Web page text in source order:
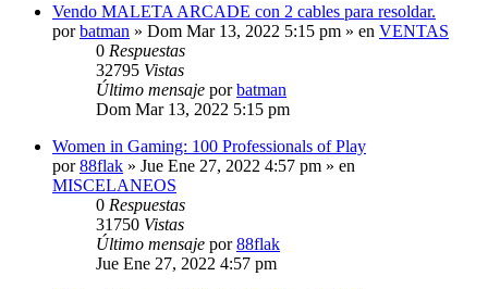
Vendo MALETA ARCADE con 2 cables para resoldar.
porbatman » Dom Mar 13, 2022 5:15 pm » en VENTAS
0 Respuestas
32795 Vistas
Último mensaje porbatman
Dom Mar 13, 2022 5:15 pm
Women in Gaming: 100 Professionals of Play
por88flak » Jue Ene 27, 2022 4:57 pm » en
MISCELANEOS
0 Respuestas
31750 Vistas
Último mensaje por88flak
Jue Ene 27, 2022 4:57 pm